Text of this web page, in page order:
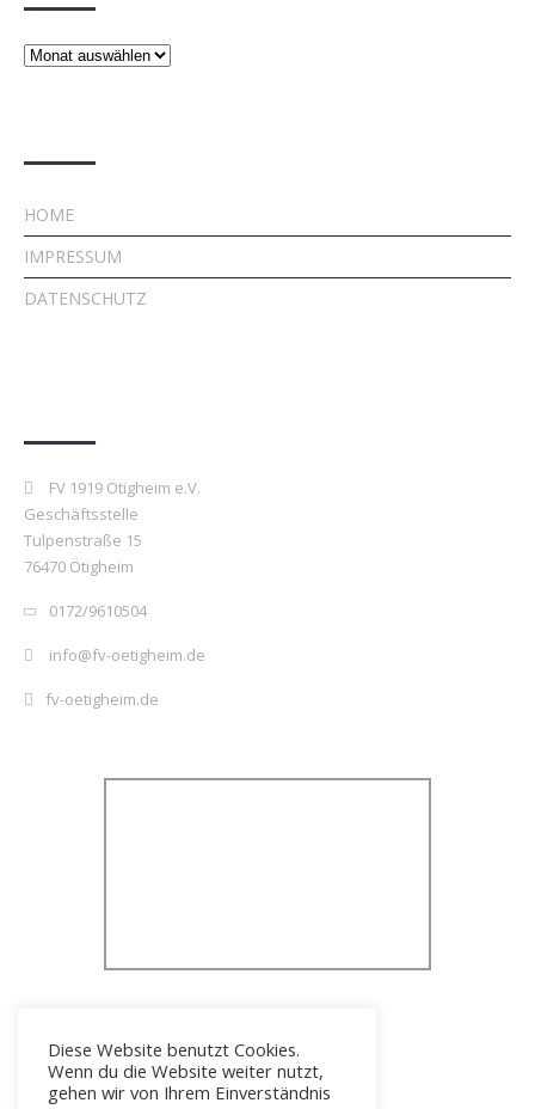
Beiträge
HOME
IMPRESSUM
DATENSCHUTZ
FV 1919 Ötigheim e.V.
Geschäftsstelle
Tulpenstraße 15
76470 Ötigheim
0172/9610504
info@fv-oetigheim.de
fv-oetigheim.de
Diese Website benutzt Cookies.
Wenn du die Website weiter nutzt,
gehen wir von Ihrem Einverständnis